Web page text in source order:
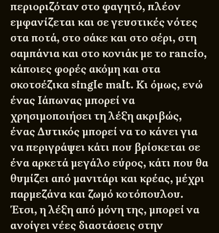
περιοριζόταν στο φαγητό, πλέον
εμφανίζεται και σε γευστικές νότες
στα ποτά, στο σάκε και στο σέρι, στη
σαμπάνια και στο κονιάκ με το rancio,
κάποιες φορές ακόμη και στα
σκοτσέζικα single malt. Κι όμως, ενώ
ένας Ιάπωνας μπορεί να
χρησιμοποιήσει τη λέξη ακριβώς,
ένας Δυτικός μπορεί να το κάνει για
να περιγράψει κάτι που βρίσκεται σε
ένα αρκετά μεγάλο εύρος, κάτι που θα
θυμίζει από μανιτάρι και κρέας, μέχρι
παρμεζάνα και ζωμό κοτόπουλου.
Έτσι, η λέξη από μόνη της, μπορεί να
ανοίγει νέες διαστάσεις στην